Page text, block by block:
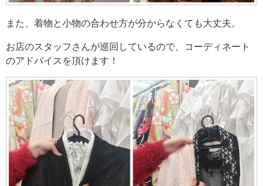
また、着物と小物の合わせ方が分からなくても大丈夫。
お店のスタッフさんが巡回しているので、コーディネート
のアドバイスを頂けます！